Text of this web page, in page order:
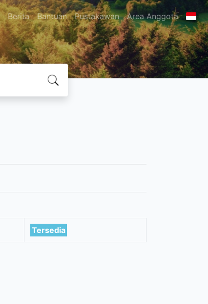
Berita Bantuan Pustakawan Area Anggota
Tersedia